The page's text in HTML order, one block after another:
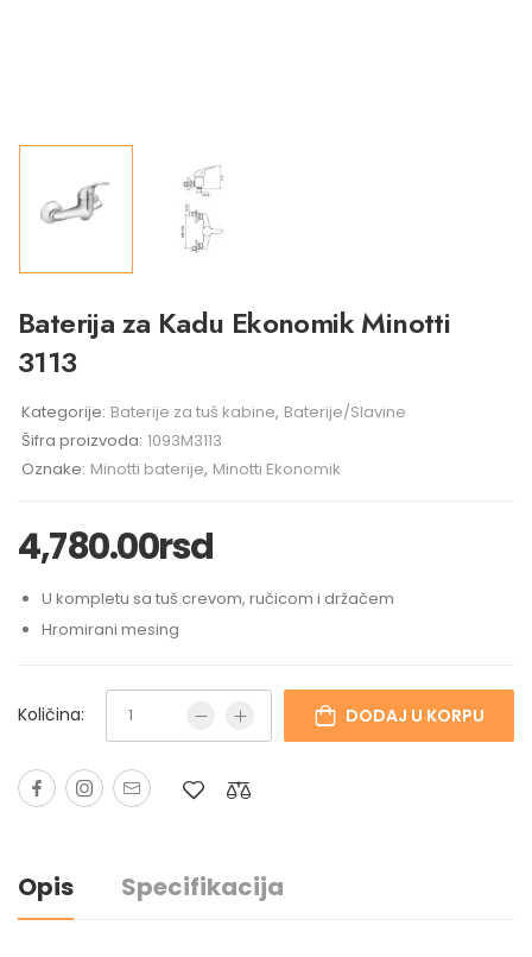
Baterija za Kadu Ekonomik Minotti
3113
Kategorije: Baterije za tuš kabine, Baterije/Slavine
Šifra proizvoda: 1093M3113
Oznake: Minotti baterije, Minotti Ekonomik
4,780.00rsd
U kompletu sa tuš crevom, ručicom i držačem
Hromirani mesing
Količina: DODAJ U KORPU
Opis Specifikacija